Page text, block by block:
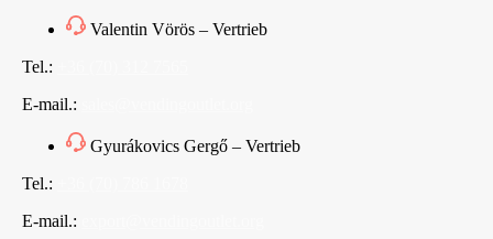
Valentin Vörös – Vertrieb
Tel.:
E-mail.:
Gyurákovics Gergő – Vertrieb
Tel.:
E-mail.: